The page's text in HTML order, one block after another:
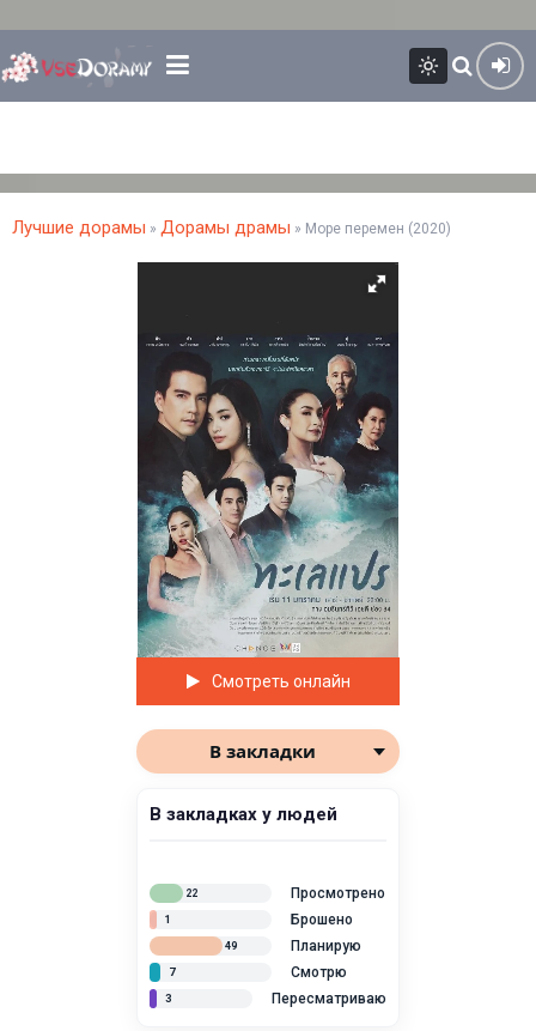
Лучшие дорамы » Дорамы драмы » Море перемен (2020)
Смотреть онлайн
В закладки
В закладках у людей
Просмотрено
22
Брошено
1
Планирую
49
Смотрю
7
Пересматриваю
3